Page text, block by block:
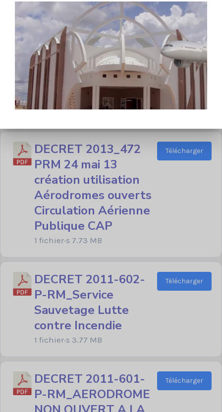
DECRET 2013_473
PRM 24 mai 13
Exercice activité
Inspecteur de
l'aviation civile
1 fichier·s2.81 MB
Télécharger
DECRET 2013_472
PRM 24 mai 13
création utilisation
Aérodromes ouverts
Circulation Aérienne
Publique CAP
1 fichier·s 7.73 MB
Télécharger
DECRET 2011-602-
P-RM_Service
Sauvetage Lutte
contre Incendie
1 fichier·s 3.77 MB
Télécharger
DECRET 2011-601-
P-RM_AERODROME
Télécharger